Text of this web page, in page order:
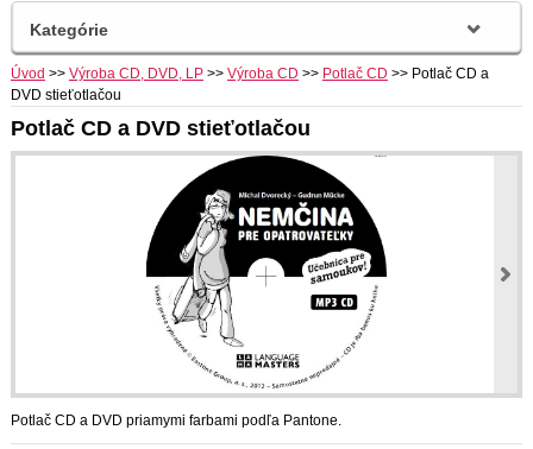
Úvod >> Výroba CD, DVD, LP >> Výroba CD >> Potlač CD >> Potlač CD a
DVD stieťotlačou
Potlač CD a DVD stieťotlačou
Potlač CD a DVD priamymi farbami podľa Pantone.
Kategórie